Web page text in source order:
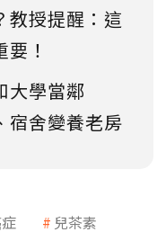
教授提醒：這
！
大學當鄰
宿舍變養老房
兒茶素